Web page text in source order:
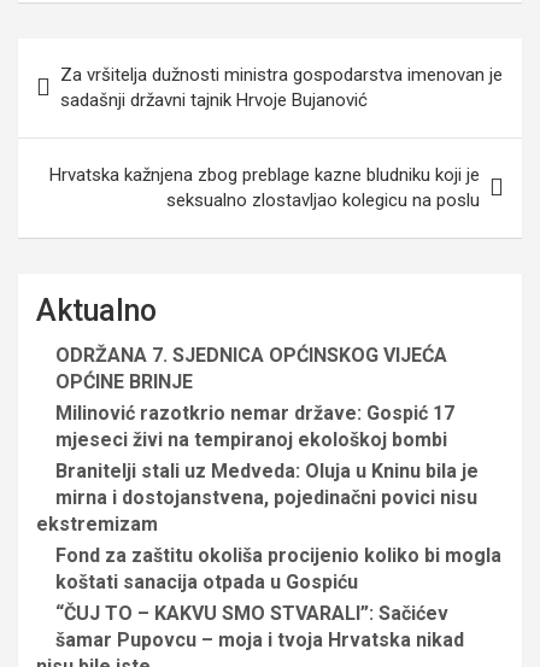
objava
Za vršitelja dužnosti ministra gospodarstva imenovan je
sadašnji državni tajnik Hrvoje Bujanović
Hrvatska kažnjena zbog preblage kazne bludniku koji je
seksualno zlostavljao kolegicu na poslu
Aktualno
ODRŽANA 7. SJEDNICA OPĆINSKOG VIJEĆA
OPĆINE BRINJE
Milinović razotkrio nemar države: Gospić 17
mjeseci živi na tempiranoj ekološkoj bombi
Branitelji stali uz Medveda: Oluja u Kninu bila je
mirna i dostojanstvena, pojedinačni povici nisu
ekstremizam
Fond za zaštitu okoliša procijenio koliko bi mogla
koštati sanacija otpada u Gospiću
“ČUJ TO – KAKVU SMO STVARALI”: Sačićev
šamar Pupovcu – moja i tvoja Hrvatska nikad